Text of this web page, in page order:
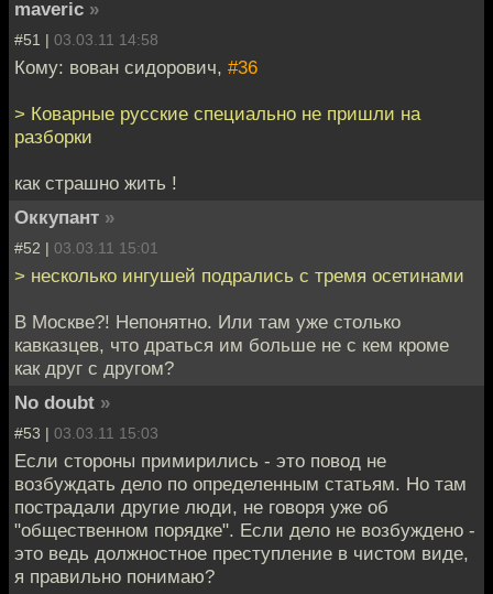
maveric »
#51 | 03.03.11 14:58
Кому: вован сидорович, #36
> Коварные русские специально не пришли на
разборки
как страшно жить !
Оккупант »
#52 | 03.03.11 15:01
> несколько ингушей подрались с тремя осетинами
В Москве?! Непонятно. Или там уже столько
кавказцев, что драться им больше не с кем кроме
как друг с другом?
No doubt »
#53 | 03.03.11 15:03
Если стороны примирились - это повод не
возбуждать дело по определенным статьям. Но там
пострадали другие люди, не говоря уже об
"общественном порядке". Если дело не возбуждено -
это ведь должностное преступление в чистом виде,
я правильно понимаю?